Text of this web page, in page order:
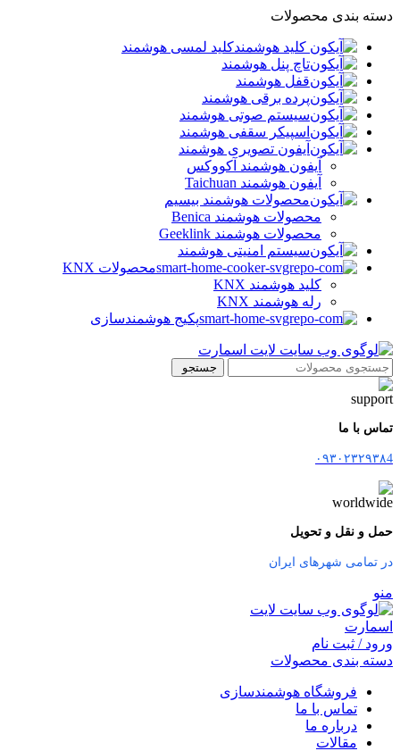
دسته بندی محصولات
کلید لمسی هوشمند
تاچ پنل هوشمند
قفل هوشمند
پرده برقی هوشمند
سیستم صوتی هوشمند
اسپیکر سقفی هوشمند
آیفون تصویری هوشمند
آيفون هوشمند آکووکس
آیفون هوشمند Taichuan
محصولات هوشمند بیسیم
محصولات هوشمند Benica
محصولات هوشمند Geeklink
سیستم امنیتی هوشمند
محصولات KNX
کلید هوشمند KNX
رله هوشمند KNX
پکیج هوشمندسازی
جستجو
تماس با ما
۰۹۳۰۲۳۲۹۳۸4
حمل و نقل و تحویل
در تمامی شهرهای ایران
منو
ورود / ثبت نام
دسته بندی محصولات
فروشگاه هوشمندسازی
تماس با ما
درباره ما
مقالات